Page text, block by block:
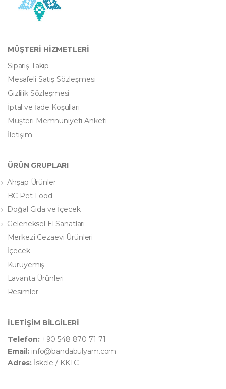
MÜŞTERİ HİZMETLERİ
Sipariş Takip
Mesafeli Satış Sözleşmesi
Gizlilik Sözleşmesi
İptal ve İade Koşulları
Müşteri Memnuniyeti Anketi
İletişim
ÜRÜN GRUPLARI
Ahşap Ürünler
BC Pet Food
Doğal Gıda ve İçecek
Geleneksel El Sanatları
Merkezi Cezaevi Ürünleri
İçecek
Kuruyemiş
Lavanta Ürünleri
Resimler
İLETİŞİM BİLGİLERİ
Telefon: +90 548 870 71 71
Email: info@bandabulyam.com
Adres: İskele / KKTC